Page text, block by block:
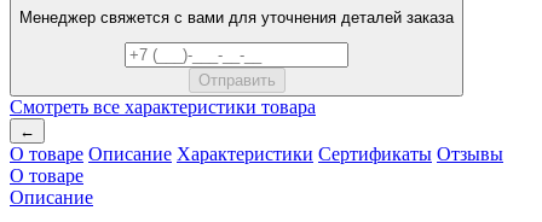
Менеджер свяжется с вами для уточнения деталей заказа
Смотреть все характеристики товара
←
О товаре Описание Характеристики Сертификаты Отзывы
О товаре
Описание